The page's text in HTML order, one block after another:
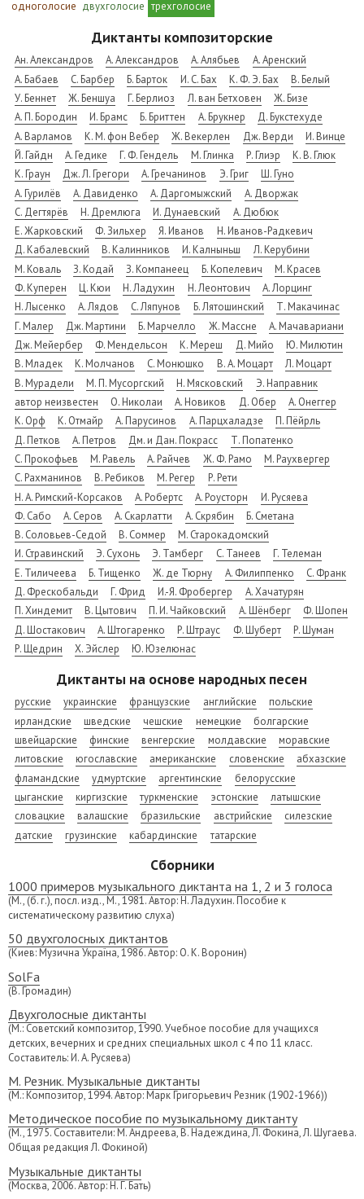
одноголосие двухголосие трехголосие
Диктанты композиторские
Ан. Александров А. Александров А. Алябьев
А. Аренский
А. Бабаев
С. Барбер Б. Барток И. С. Бах К. Ф. Э. Бах
В. Белый
У. Беннет
Ж. Беншуа Г. Берлиоз Л. ван Бетховен
Ж. Бизе
А. П. Бородин
И. Брамс Б. Бриттен А. Брукнер
Д. Букстехуде
А. Варламов
К. М. фон Вебер Ж. Векерлен Дж. Верди
И. Винце
Й. Гайдн
А. Гедике Г. Ф. Гендель М. Глинка Р. Глиэр
К. В. Глюк
К. Граун
Дж. Л. Грегори А. Гречанинов Э. Григ
Ш. Гуно
А. Гурилёв
А. Давиденко А. Даргомыжский
А. Дворжак
С. Дегтярёв
Н. Дремлюга И. Дунаевский
А. Дюбюк
Е. Жарковский
Ф. Зильхер Я. Иванов
Н. Иванов-Радкевич
Д. Кабалевский
В. Калинников И. Калныньш
Л. Керубини
М. Коваль
З. Кодай З. Компанеец Б. Копелевич
М. Красев
Ф. Куперен
Ц. Кюи Н. Ладухин Н. Леонтович
А. Лорцинг
Н. Лысенко
А. Лядов С. Ляпунов Б. Лятошинский
Т. Макачинас
Г. Малер
Дж. Мартини Б. Марчелло Ж. Массне
А. Мачавариани
Дж. Мейербер
Ф. Мендельсон К. Мереш Д. Мийо
Ю. Милютин
В. Младек
К. Молчанов С. Монюшко В. А. Моцарт
Л. Моцарт
В. Мурадели
М. П. Мусоргский Н. Мясковский
Э. Направник
автор неизвестен
О. Николаи А. Новиков Д. Обер
А. Онеггер
К. Орф
К. Отмайр А. Парусинов А. Парцхаладзе
П. Пёйрль
Д. Петков
А. Петров Дм. и Дан. Покрасс
Т. Попатенко
С. Прокофьев
М. Равель А. Райчев Ж. Ф. Рамо
М. Раухвергер
С. Рахманинов
В. Ребиков М. Регер
Р. Рети
Н. А. Римский-Корсаков
А. Робертс А. Роусторн
И. Русяева
Ф. Сабо
А. Серов А. Скарлатти А. Скрябин
Б. Сметана
В. Соловьев-Седой
В. Соммер
М. Старокадомский
И. Стравинский
Э. Сухонь Э. Тамберг С. Танеев
Г. Телеман
Е. Тиличеева
Б. Тищенко Ж. де Тюрну А. Филиппенко
С. Франк
Д. Фрескобальди
Г. Фрид И.-Я. Фробергер
А. Хачатурян
П. Хиндемит
В. Цытович П. И. Чайковский А. Шёнберг
Ф. Шопен
Д. Шостакович
А. Штогаренко Р. Штраус Ф. Шуберт
Р. Шуман
Р. Щедрин
Х. Эйслер Ю. Юзелюнас
Диктанты на основе народных песен
русские украинские французские английские
польские
ирландские
шведские чешские немецкие
болгарские
швейцарские
финские венгерские молдавские
моравские
литовские
югославские американские словенские
абхазские
фламандские
удмуртские аргентинские
белорусские
цыганские
киргизские туркменские эстонские
латышские
словацкие
валашские бразильские австрийские
силезские
датские
грузинские кабардинские татарские
Сборники
1000 примеров музыкального диктанта на 1, 2 и 3 голоса
(М., (б. г.), посл. изд., М., 1981. Автор: Н. Ладухин. Пособие к
систематическому развитию слуха)
50 двухголосных диктантов
(Киев: Музична Україна, 1986. Автор: О. К. Воронин)
SolFa
(В. Громадин)
Двухголосные диктанты
(М.: Советский композитор, 1990. Учебное пособие для учащихся
детских, вечерних и средних специальных школ с 4 по 11 класс.
Составитель: И. А. Русяева)
М. Резник. Музыкальные диктанты
(М.: Композитор, 1994. Автор: Марк Григорьевич Резник (1902-1966))
Методическое пособие по музыкальному диктанту
(М., 1975. Составители: М. Андреева, В. Надеждина, Л. Фокина, Л. Шугаева.
Общая редакция Л. Фокиной)
Музыкальные диктанты
(Москва, 2006. Автор: Н. Г. Бать)